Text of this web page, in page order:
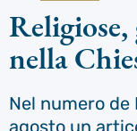
nella
Nel numero de